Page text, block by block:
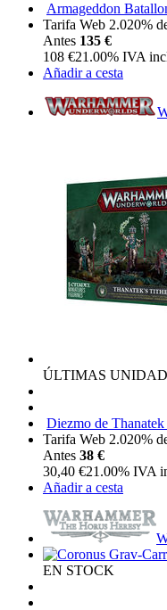
Armageddon
Tarifa Web 2.020%
Antes 135 €
108 €21.00% IVA
Añadir a cesta
ÚLTIMAS
Diezmo de
Tarifa Web 2.020%
Antes 38 €
30,40 €21.00% IVA
Añadir a cesta
EN STOCK